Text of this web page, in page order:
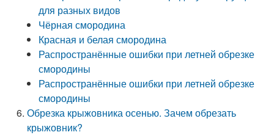
для разных видов
Чёрная смородина
Красная и белая смородина
Распространённые ошибки при летней обрезке
смородины
Распространённые ошибки при летней обрезке
смородины
Обрезка крыжовника осенью. Зачем обрезать
крыжовник?